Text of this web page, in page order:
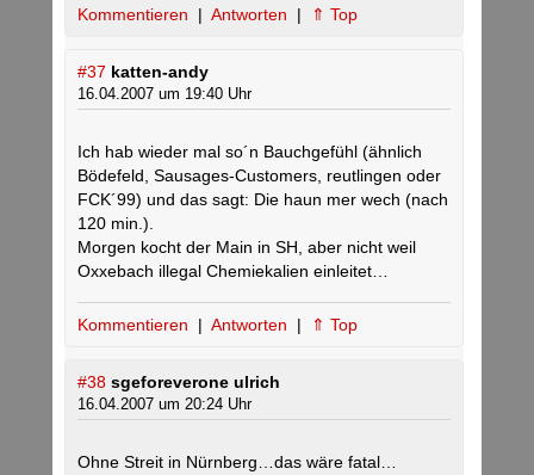
Kommentieren | Antworten | ⇑ Top
#37 katten-andy
16.04.2007 um 19:40 Uhr
Ich hab wieder mal so´n Bauchgefühl (ähnlich
Bödefeld, Sausages-Customers, reutlingen oder
FCK´99) und das sagt: Die haun mer wech (nach
120 min.).
Morgen kocht der Main in SH, aber nicht weil
Oxxebach illegal Chemiekalien einleitet…
Kommentieren | Antworten | ⇑ Top
#38 sgeforeverone ulrich
16.04.2007 um 20:24 Uhr
Ohne Streit in Nürnberg…das wäre fatal…